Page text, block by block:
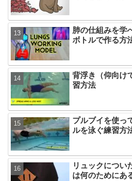
肺の仕組みを学
ボトルで作る方
背浮き（仰向け
習方法
プルブイを使っ
ルを泳ぐ練習方
リュックについ
は何のためにあ